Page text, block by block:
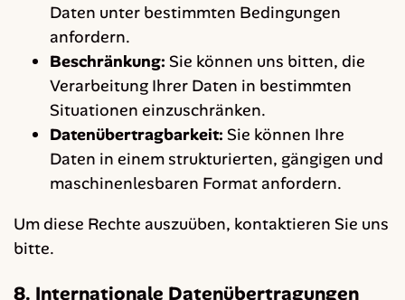
Daten unter bestimmten Bedingungen
anfordern.
Beschränkung: Sie können uns bitten, die
Verarbeitung Ihrer Daten in bestimmten
Situationen einzuschränken.
Datenübertragbarkeit: Sie können Ihre
Daten in einem strukturierten, gängigen und
maschinenlesbaren Format anfordern.
Um diese Rechte auszuüben, kontaktieren Sie uns
bitte.
8. Internationale Datenübertragungen